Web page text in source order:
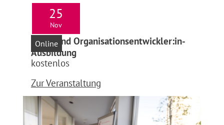
25
Nov
Infoabend Organisationsentwickler:in-
Ausbildung
Online
kostenlos
Zur Veranstaltung